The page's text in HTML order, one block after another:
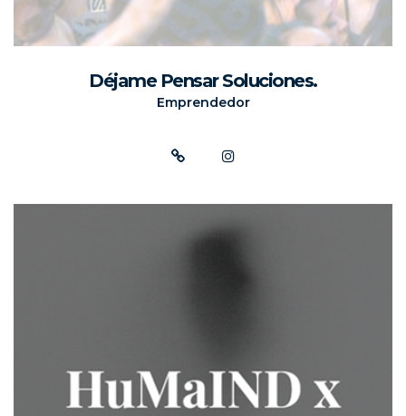
Déjame Pensar Soluciones.
Emprendedor